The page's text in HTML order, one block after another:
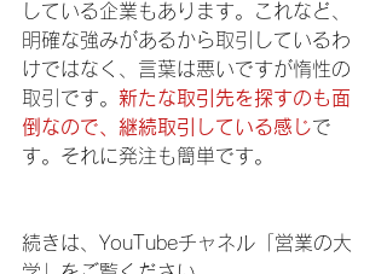
している企業もあります。これなど、
明確な強みがあるから取引しているわ
けではなく、言葉は悪いですが惰性の
取引です。 新たな取引先を探すのも面
倒なので、継続取引している感じで
す。それに発注も簡単です。
続きは、YouTubeチャネル「営業の大